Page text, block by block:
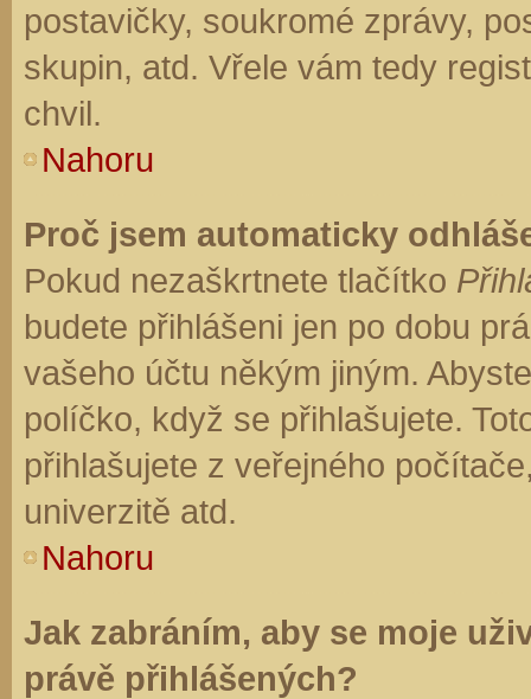
postavičky, soukromé zprávy,
skupin, atd. Vřele vám tedy
chvil.
Nahoru
Proč jsem automaticky
Pokud nezaškrtnete tlačítko
budete přihlášeni jen po dobu
vašeho účtu někým jiným.
políčko, když se přihlašujete.
přihlašujete z veřejného
univerzitě atd.
Nahoru
Jak zabráním, aby se moje
právě přihlášených?